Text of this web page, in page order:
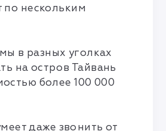
нескольким
в разных уголках
на остров Тайвань
более 100 000
даже звонить от